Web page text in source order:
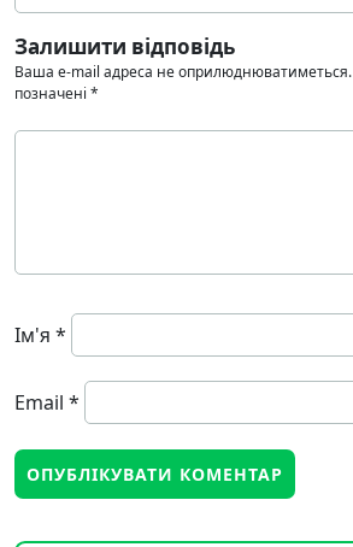
Залишити відповідь
Ваша e-mail адреса не оприлюднюватиметься.
позначені *
Ім'я *
Email *